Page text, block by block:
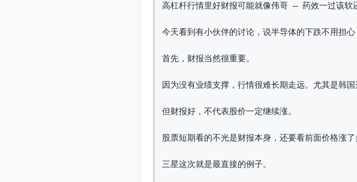
高杠杆行情里好财报可能就像伟哥 — 药效一过该软
今天看到有小伙伴的讨论，说半导体的下跌不用担
首先，财报当然很重要。
因为没有业绩支撑，行情很难长期走远。尤其是韩
但财报好，不代表股价一定继续涨。
股票短期看的不光是财报本身，还要看前面价格涨
三星这次就是最直接的例子。